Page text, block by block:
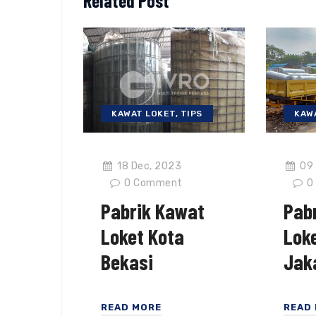
KAWAT LOKET, TIPS
18 Dec, 2023
0 Comment
Pabrik Kawat
Loket Kota
Bekasi
READ MORE
09
0
READ